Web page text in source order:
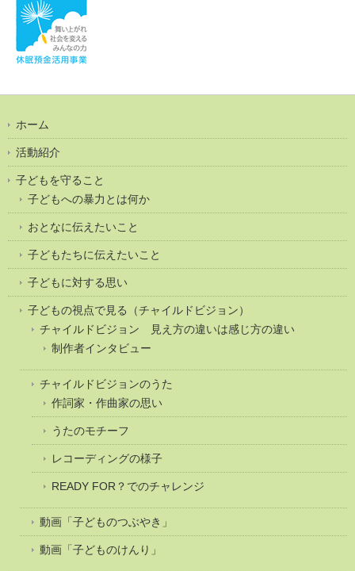
ホーム
活動紹介
子どもを守ること
子どもへの暴力とは何か
おとなに伝えたいこと
子どもたちに伝えたいこと
子どもに対する思い
子どもの視点で見る（チャイルドビジョン）
チャイルドビジョン 見え方の違いは感じ方の違い
制作者インタビュー
チャイルドビジョンのうた
作詞家・作曲家の思い
うたのモチーフ
レコーディングの様子
READY FOR？でのチャレンジ
動画「子どものつぶやき」
動画「子どものけんり」